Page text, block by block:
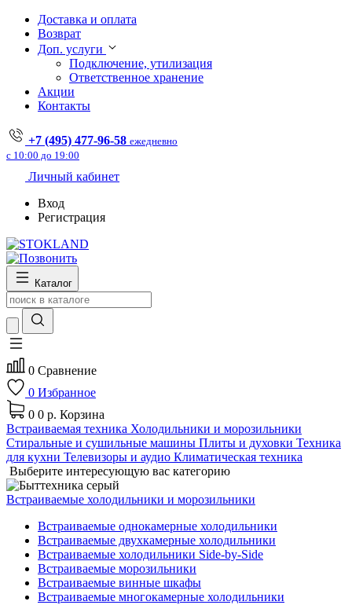
Доставка и оплата
Возврат
Доп. услуги
Подключение, утилизация
Ответственное хранение
Акции
Контакты
+7 (495) 477-96-58 ежедневно
с 10:00 до 19:00
Личный кабинет
Вход
Регистрация
Каталог
0 Сравнение
0 Избранное
0 0 р. Корзина
Встраиваемая техника Холодильники и морозильники
Стиральные и сушильные машины Плиты и духовки Техника
для кухни Телевизоры и аудио Климатическая техника
Выберите интересующую вас категорию
Встраиваемые холодильники и морозильники
Встраиваемые однокамерные холодильники
Встраиваемые двухкамерные холодильники
Встраиваемые холодильники Side-by-Side
Встраиваемые морозильники
Встраиваемые винные шкафы
Встраиваемые многокамерные холодильники